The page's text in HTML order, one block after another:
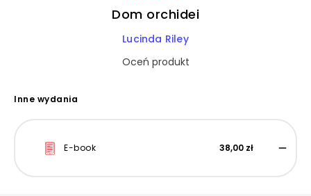
Dom orchidei
Lucinda Riley
Oceń produkt
Inne wydania
E-book 38,00 zł